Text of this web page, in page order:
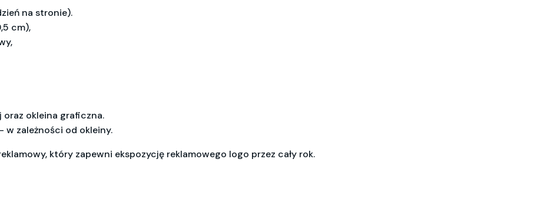
na stronie).
cm),
okleina graficzna.
w zależności od okleiny.
który zapewni ekspozycję reklamowego logo przez cały rok.